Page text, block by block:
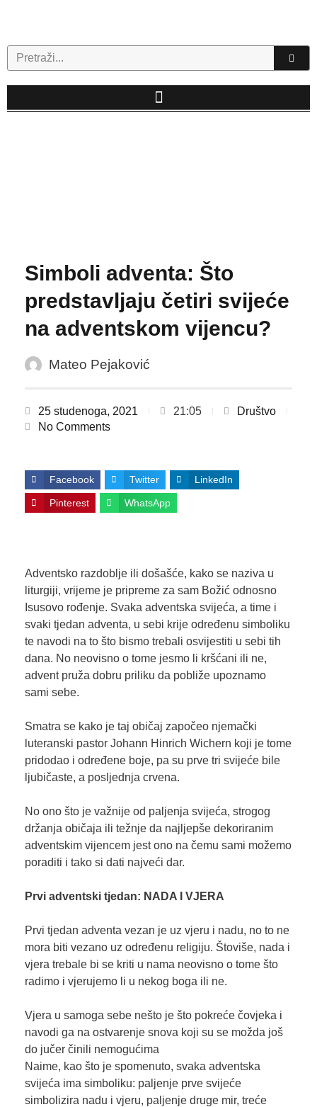
Search
Simboli adventa: Što
predstavljaju četiri svijeće
na adventskom vijencu?
Mateo Pejaković
25 studenoga, 2021 21:05
Društvo
No Comments
Facebook Twitter LinkedIn
Pinterest WhatsApp
Adventsko razdoblje ili došašće, kako se naziva u
liturgiji, vrijeme je pripreme za sam Božić odnosno
Isusovo rođenje. Svaka adventska svijeća, a time i
svaki tjedan adventa, u sebi krije određenu simboliku
te navodi na to što bismo trebali osvijestiti u sebi tih
dana. No neovisno o tome jesmo li kršćani ili ne,
advent pruža dobru priliku da pobliže upoznamo
sami sebe.
Smatra se kako je taj običaj započeo njemački
luteranski pastor Johann Hinrich Wichern koji je tome
pridodao i određene boje, pa su prve tri svijeće bile
ljubičaste, a posljednja crvena.
No ono što je važnije od paljenja svijeća, strogog
držanja običaja ili težnje da najljepše dekoriranim
adventskim vijencem jest ono na čemu sami možemo
poraditi i tako si dati najveći dar.
Prvi adventski tjedan: NADA I VJERA
Prvi tjedan adventa vezan je uz vjeru i nadu, no to ne
mora biti vezano uz određenu religiju. Štoviše, nada i
vjera trebale bi se kriti u nama neovisno o tome što
radimo i vjerujemo li u nekog boga ili ne.
Vjera u samoga sebe nešto je što pokreće čovjeka i
navodi ga na ostvarenje snova koji su se možda još
do jučer činili nemogućima
Naime, kao što je spomenuto, svaka adventska
svijeća ima simboliku: paljenje prve svijeće
simbolizira nadu i vjeru, paljenje druge mir, treće